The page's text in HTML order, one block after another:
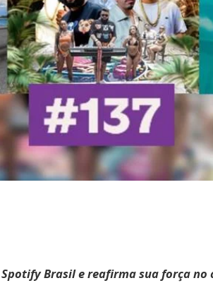
Brasil e reafirma sua força no